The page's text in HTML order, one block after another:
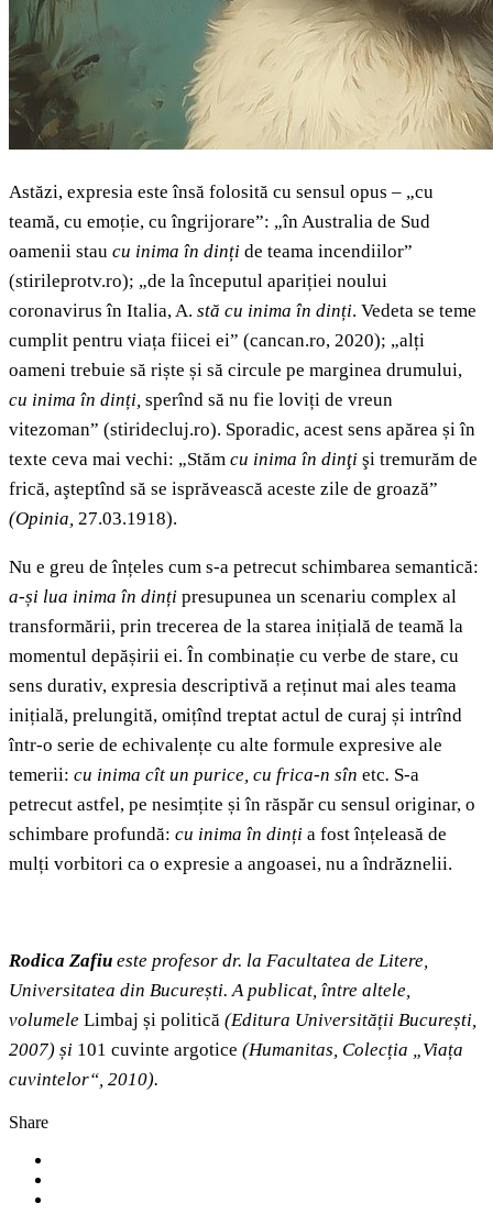
Astăzi, expresia este însă folosită cu sensul opus – „cu
teamă, cu emoție, cu îngrijorare”: „în Australia de Sud
oamenii stau cu inima în dinți de teama incendiilor”
(stirileprotv.ro); „de la începutul apariției noului
coronavirus în Italia, A. stă cu inima în dinți. Vedeta se teme
cumplit pentru viața fiicei ei” (cancan.ro, 2020); „alți
oameni trebuie să riște și să circule pe marginea drumului,
cu inima în dinți, sperînd să nu fie loviți de vreun
vitezoman” (stiridecluj.ro). Sporadic, acest sens apărea și în
texte ceva mai vechi: „Stăm cu inima în dinţi şi tremurăm de
frică, aşteptînd să se isprăvească aceste zile de groază”
(Opinia, 27.03.1918).
Nu e greu de înțeles cum s-a petrecut schimbarea semantică:
a-și lua inima în dinți presupunea un scenariu complex al
transformării, prin trecerea de la starea inițială de teamă la
momentul depășirii ei. În combinație cu verbe de stare, cu
sens durativ, expresia descriptivă a reținut mai ales teama
inițială, prelungită, omițînd treptat actul de curaj și intrînd
într-o serie de echivalențe cu alte formule expresive ale
temerii: cu inima cît un purice, cu frica-n sîn etc. S-a
petrecut astfel, pe nesimțite și în răspăr cu sensul originar, o
schimbare profundă: cu inima în dinți a fost înțeleasă de
mulți vorbitori ca o expresie a angoasei, nu a îndrăznelii.
Rodica Zafiu este profesor dr. la Facultatea de Litere,
Universitatea din București. A publicat, între altele,
volumele Limbaj și politică (Editura Universității București,
2007) și 101 cuvinte argotice (Humanitas, Colecția „Viața
cuvintelor“, 2010).
Share